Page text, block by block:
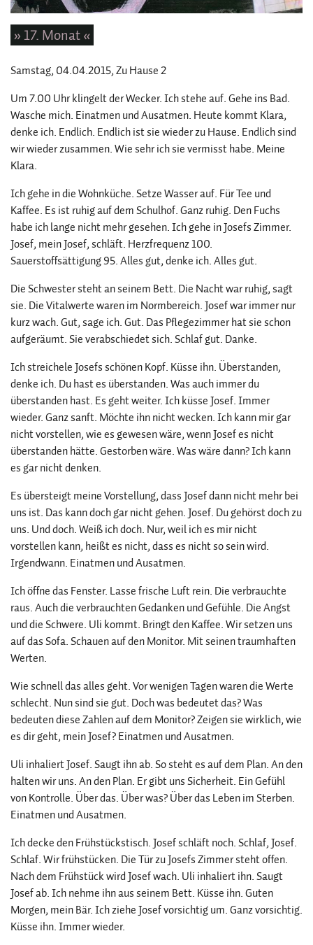
» 17. Monat «
Samstag, 04.04.2015, Zu Hause 2
Um 7.00 Uhr klingelt der Wecker. Ich stehe auf. Gehe ins Bad.
Wasche mich. Einatmen und Ausatmen. Heute kommt Klara,
denke ich. Endlich. Endlich ist sie wieder zu Hause. Endlich sind
wir wieder zusammen. Wie sehr ich sie vermisst habe. Meine
Klara.
Ich gehe in die Wohnküche. Setze Wasser auf. Für Tee und
Kaffee. Es ist ruhig auf dem Schulhof. Ganz ruhig. Den Fuchs
habe ich lange nicht mehr gesehen. Ich gehe in Josefs Zimmer.
Josef, mein Josef, schläft. Herzfrequenz 100.
Sauerstoffsättigung 95. Alles gut, denke ich. Alles gut.
Die Schwester steht an seinem Bett. Die Nacht war ruhig, sagt
sie. Die Vitalwerte waren im Normbereich. Josef war immer nur
kurz wach. Gut, sage ich. Gut. Das Pflegezimmer hat sie schon
aufgeräumt. Sie verabschiedet sich. Schlaf gut. Danke.
Ich streichele Josefs schönen Kopf. Küsse ihn. Überstanden,
denke ich. Du hast es überstanden. Was auch immer du
überstanden hast. Es geht weiter. Ich küsse Josef. Immer
wieder. Ganz sanft. Möchte ihn nicht wecken. Ich kann mir gar
nicht vorstellen, wie es gewesen wäre, wenn Josef es nicht
überstanden hätte. Gestorben wäre. Was wäre dann? Ich kann
es gar nicht denken.
Es übersteigt meine Vorstellung, dass Josef dann nicht mehr bei
uns ist. Das kann doch gar nicht gehen. Josef. Du gehörst doch zu
uns. Und doch. Weiß ich doch. Nur, weil ich es mir nicht
vorstellen kann, heißt es nicht, dass es nicht so sein wird.
Irgendwann. Einatmen und Ausatmen.
Ich öffne das Fenster. Lasse frische Luft rein. Die verbrauchte
raus. Auch die verbrauchten Gedanken und Gefühle. Die Angst
und die Schwere. Uli kommt. Bringt den Kaffee. Wir setzen uns
auf das Sofa. Schauen auf den Monitor. Mit seinen traumhaften
Werten.
Wie schnell das alles geht. Vor wenigen Tagen waren die Werte
schlecht. Nun sind sie gut. Doch was bedeutet das? Was
bedeuten diese Zahlen auf dem Monitor? Zeigen sie wirklich, wie
es dir geht, mein Josef? Einatmen und Ausatmen.
Uli inhaliert Josef. Saugt ihn ab. So steht es auf dem Plan. An den
halten wir uns. An den Plan. Er gibt uns Sicherheit. Ein Gefühl
von Kontrolle. Über das. Über was? Über das Leben im Sterben.
Einatmen und Ausatmen.
Ich decke den Frühstückstisch. Josef schläft noch. Schlaf, Josef.
Schlaf. Wir frühstücken. Die Tür zu Josefs Zimmer steht offen.
Nach dem Frühstück wird Josef wach. Uli inhaliert ihn. Saugt
Josef ab. Ich nehme ihn aus seinem Bett. Küsse ihn. Guten
Morgen, mein Bär. Ich ziehe Josef vorsichtig um. Ganz vorsichtig.
Küsse ihn. Immer wieder.